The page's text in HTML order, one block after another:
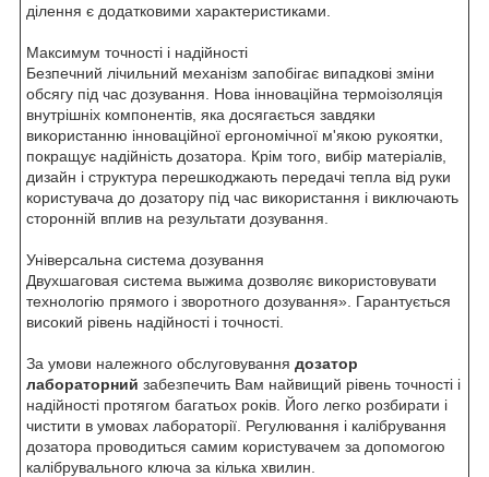
ділення є додатковими характеристиками.
Максимум точності і надійності
Безпечний лічильний механізм запобігає випадкові зміни
обсягу під час дозування. Нова інноваційна термоізоляція
внутрішніх компонентів, яка досягається завдяки
використанню інноваційної ергономічної м'якою рукоятки,
покращує надійність дозатора. Крім того, вибір матеріалів,
дизайн і структура перешкоджають передачі тепла від руки
користувача до дозатору під час використання і виключають
сторонній вплив на результати дозування.
Універсальна система дозування
Двухшаговая система выжима дозволяє використовувати
технологію прямого і зворотного дозування». Гарантується
високий рівень надійності і точності.
За умови належного обслуговування дозатор
лабораторний забезпечить Вам найвищий рівень точності і
надійності протягом багатьох років. Його легко розбирати і
чистити в умовах лабораторії. Регулювання і калібрування
дозатора проводиться самим користувачем за допомогою
калібрувального ключа за кілька хвилин.